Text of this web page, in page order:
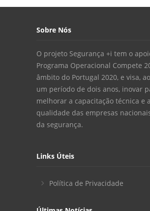
Sobre Nós
O projeto Segurança +i tem o
Programa Operacional Compete
âmbito do Portugal 2020, e visa,
um período de dois anos, inovar
melhorar a capacitação técnica e a
qualidade das empresas
da segurança.
Links Úteis
Política de Privacidade